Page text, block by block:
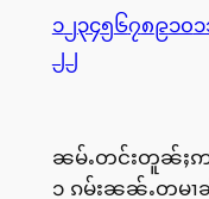
၁၂၃၄၅၆၇၈၉၁၀
၂၂
ၼမ်ႉတင်းတူၼ်ႈဢ
၁ ၵမ်းၼၼ်ႉတမၢၼ်